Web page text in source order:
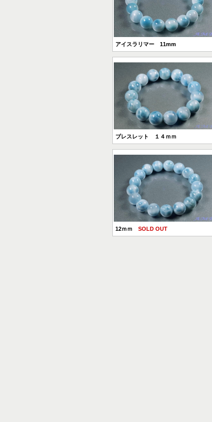
アイスラリマー 11mm
ブレスレット １４ｍｍ
12ｍｍ SOLD OUT